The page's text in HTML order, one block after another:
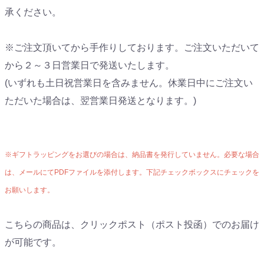
承ください。
※ご注文頂いてから手作りしております。ご注文いただいて
から２～３日営業日で発送いたします。
(いずれも土日祝営業日を含みません。休業日中にご注文い
ただいた場合は、翌営業日発送となります。)
※ギフトラッピングをお選びの場合は、納品書を発行していません。必要な場合
は、メールにてPDFファイルを添付します。下記チェックボックスにチェックを
お願いします。
こちらの商品は、クリックポスト（ポスト投函）でのお届け
が可能です。